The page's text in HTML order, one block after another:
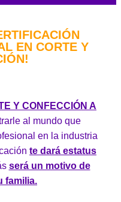
EN CORTE Y
Y CONFECCIÓN A
al mundo que
en la industria
te dará estatus
será un motivo de
familia.